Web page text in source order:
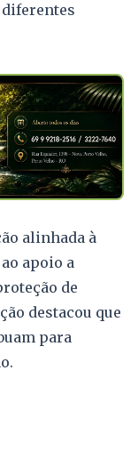
diferentes
alinhada à
apoio a
de
destacou que
para